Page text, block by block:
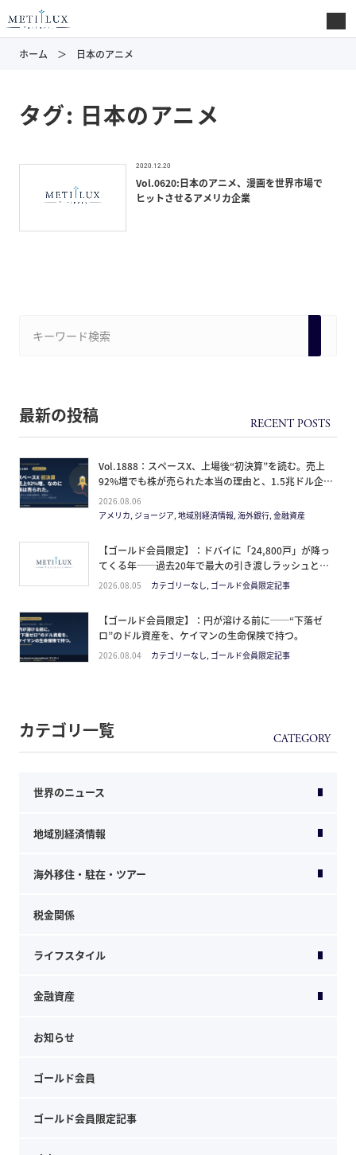
ホーム 日本のアニメ
タグ: 日本のアニメ
2020.12.20
Vol.0620:日本のアニメ、漫画を世界市場で
ヒットさせるアメリカ企業
最新の投稿
Vol.1888：スペースX、上場後“初決算”を読む。売上
92%増でも株が売られた本当の理由と、1.5兆ドル企業
の買い方。
2026.08.06
アメリカ, ジョージア, 地域別経済情報, 海外銀行, 金融資産
【ゴールド会員限定】：ドバイに「24,800戸」が降っ
てくる年──過去20年で最大の引き渡しラッシュと、
ミサイルが崩した“安全神話”。2027年の供給ピーク
2026.08.05 カテゴリーなし, ゴールド会員限定記事
【ゴールド会員限定】：円が溶ける前に──“下落ゼ
ロ”のドル資産を、ケイマンの生命保険で持つ。
2026.08.04 カテゴリーなし, ゴールド会員限定記事
カテゴリ一覧
世界のニュース
地域別経済情報
海外移住・駐在・ツアー
税金関係
ライフスタイル
金融資産
お知らせ
ゴールド会員
ゴールド会員限定記事